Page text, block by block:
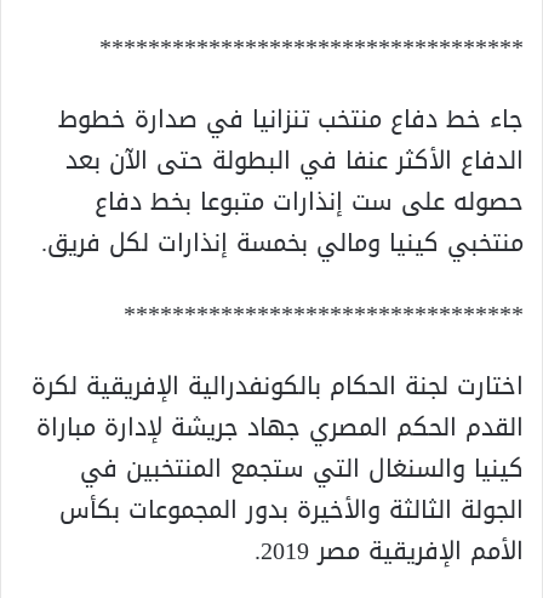
***********************************
جاء خط دفاع منتخب تنزانيا في صدارة خطوط
الدفاع الأكثر عنفا في البطولة حتى الآن بعد
حصوله على ست إنذارات متبوعا بخط دفاع
منتخبي كينيا ومالي بخمسة إنذارات لكل فريق.
*********************************
اختارت لجنة الحكام بالكونفدرالية الإفريقية لكرة
القدم الحكم المصري جهاد جريشة لإدارة مباراة
كينيا والسنغال التي ستجمع المنتخبين في
الجولة الثالثة والأخيرة بدور المجموعات بكأس
الأمم الإفريقية مصر 2019.